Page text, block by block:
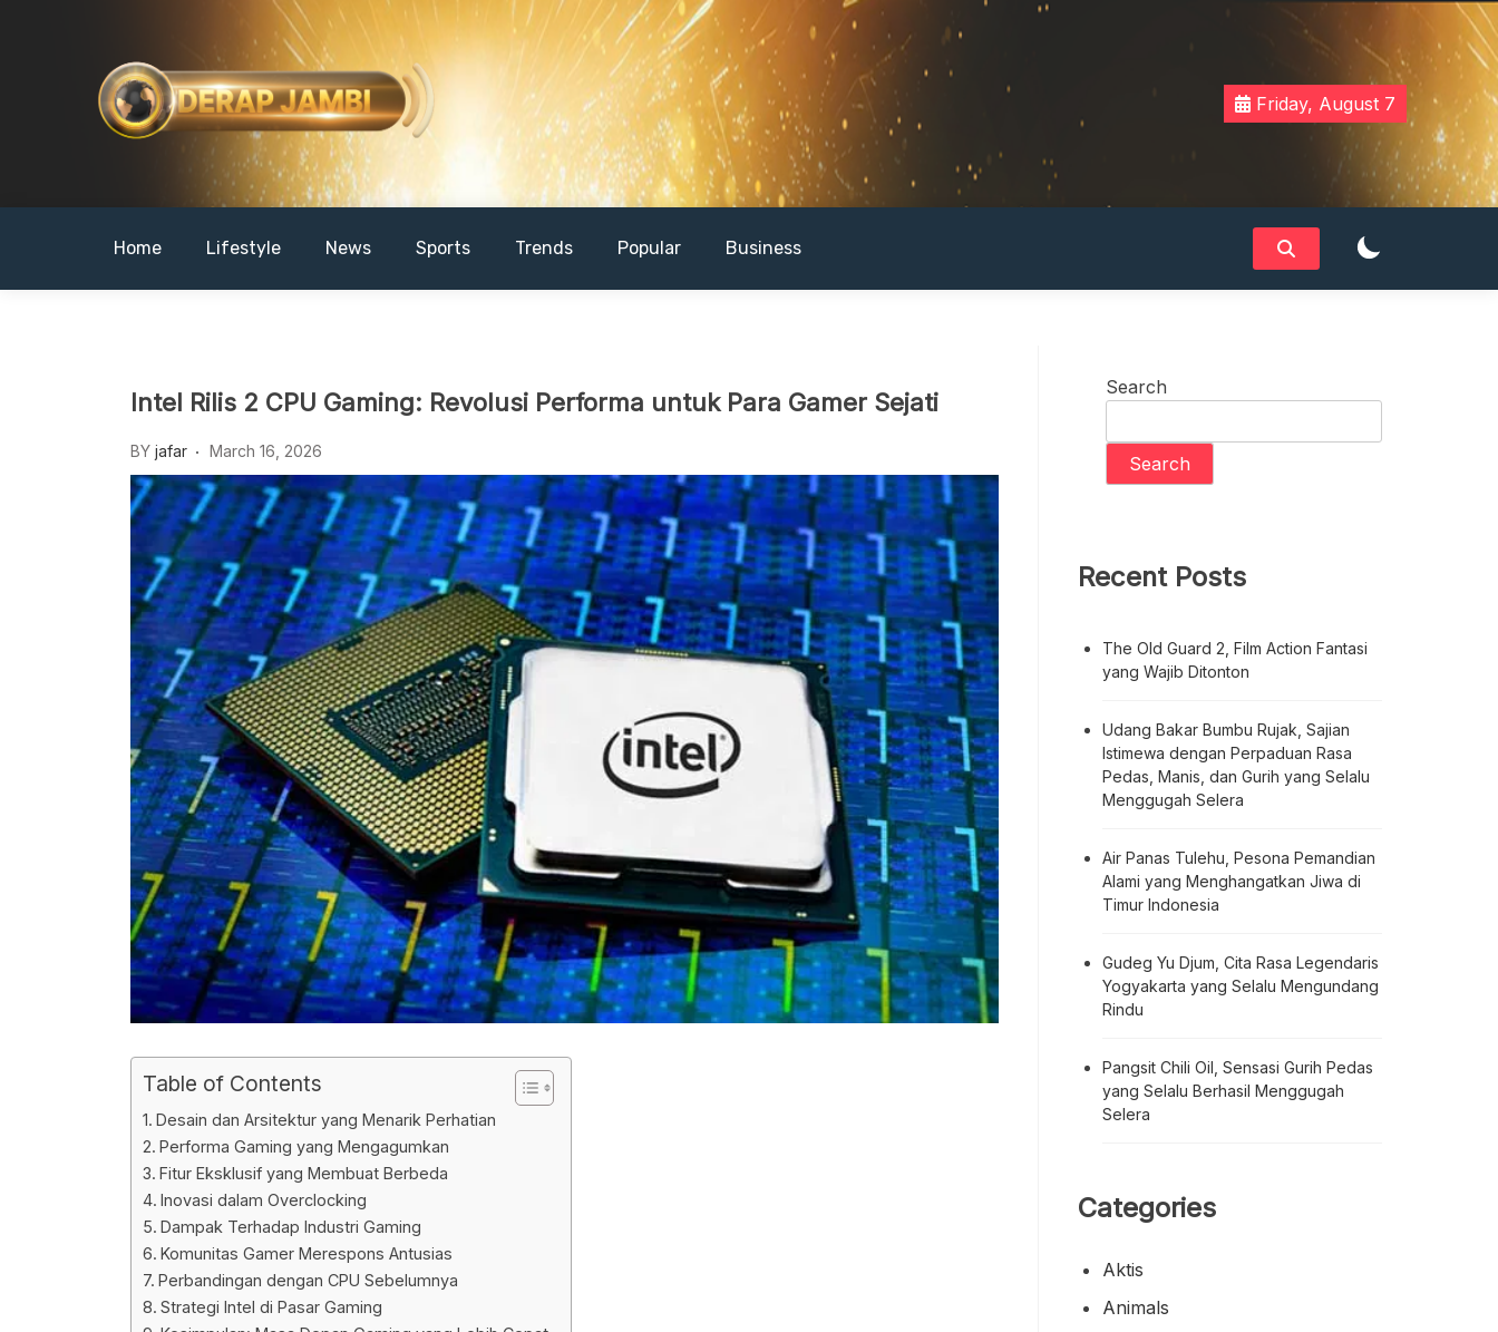
DERAPJAMBI
Friday, August 7
Home Lifestyle News Sports Trends Popular Business
Intel Rilis 2 CPU Gaming: Revolusi Performa untuk Para Gamer Sejati
BY jafar March 16, 2026
Table of Contents
Desain dan Arsitektur yang Menarik Perhatian
Performa Gaming yang Mengagumkan
Fitur Eksklusif yang Membuat Berbeda
Inovasi dalam Overclocking
Dampak Terhadap Industri Gaming
Komunitas Gamer Merespons Antusias
Perbandingan dengan CPU Sebelumnya
Strategi Intel di Pasar Gaming
Search
Search
Recent Posts
The Old Guard 2, Film Action Fantasi
yang Wajib Ditonton
Udang Bakar Bumbu Rujak, Sajian
Istimewa dengan Perpaduan Rasa
Pedas, Manis, dan Gurih yang Selalu
Menggugah Selera
Air Panas Tulehu, Pesona Pemandian
Alami yang Menghangatkan Jiwa di
Timur Indonesia
Gudeg Yu Djum, Cita Rasa Legendaris
Yogyakarta yang Selalu Mengundang
Rindu
Pangsit Chili Oil, Sensasi Gurih Pedas
yang Selalu Berhasil Menggugah
Selera
Categories
Aktis
Animals